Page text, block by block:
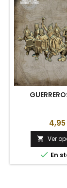
 Ver
 En